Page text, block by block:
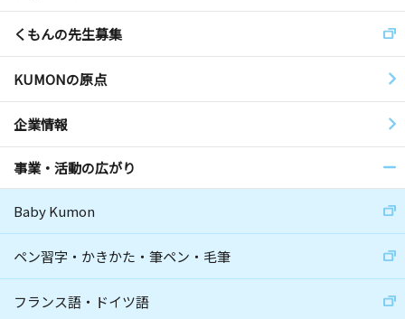
くもんの先生募集
KUMONの原点
企業情報
事業・活動の広がり
Baby Kumon
ペン習字・かきかた・筆ペン・毛筆
フランス語・ドイツ語